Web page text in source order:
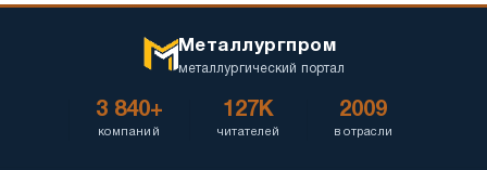
Металлургпром
металлургический портал
3 840+
компаний
127K
читателей
2009
в отрасли